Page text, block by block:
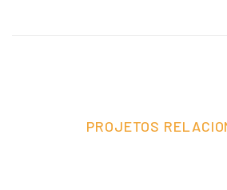
PROJETOS